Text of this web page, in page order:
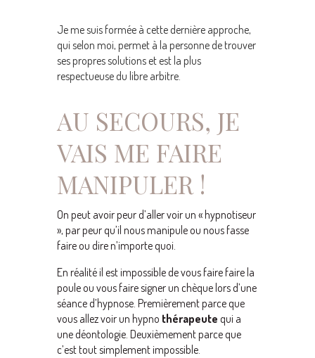
Je me suis formée à cette dernière approche,
qui selon moi, permet à la personne de trouver
ses propres solutions et est la plus
respectueuse du libre arbitre.
AU SECOURS, JE
VAIS ME FAIRE
MANIPULER !
On peut avoir peur d’aller voir un « hypnotiseur
», par peur qu’il nous manipule ou nous fasse
faire ou dire n’importe quoi.
En réalité il est impossible de vous faire faire la
poule ou vous faire signer un chèque lors d’une
séance d’hypnose. Premièrement parce que
vous allez voir un hypno thérapeute qui a
une déontologie. Deuxièmement parce que
c’est tout simplement impossible.